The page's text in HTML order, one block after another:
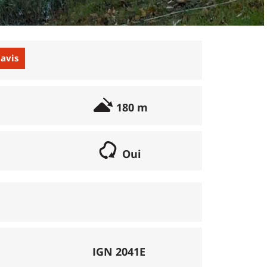
180 m
Oui
lorsqu'il s'agit d'une boucle. Les chemins
peut se réaliser avec un vélo semi
IGN 2041E